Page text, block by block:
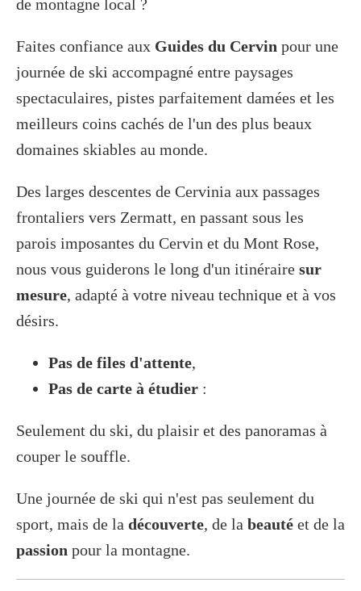
de montagne local ?
Faites confiance aux Guides du Cervin pour une
journée de ski accompagné entre paysages
spectaculaires, pistes parfaitement damées et les
meilleurs coins cachés de l'un des plus beaux
domaines skiables au monde.
Des larges descentes de Cervinia aux passages
frontaliers vers Zermatt, en passant sous les
parois imposantes du Cervin et du Mont Rose,
nous vous guiderons le long d'un itinéraire sur
mesure, adapté à votre niveau technique et à vos
désirs.
Pas de files d'attente,
Pas de carte à étudier :
Seulement du ski, du plaisir et des panoramas à
couper le souffle.
Une journée de ski qui n'est pas seulement du
sport, mais de la découverte, de la beauté et de la
passion pour la montagne.